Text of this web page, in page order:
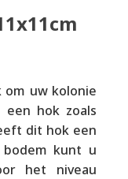
om uw kolonie
hok zoals
dit hok een
kunt u
het niveau